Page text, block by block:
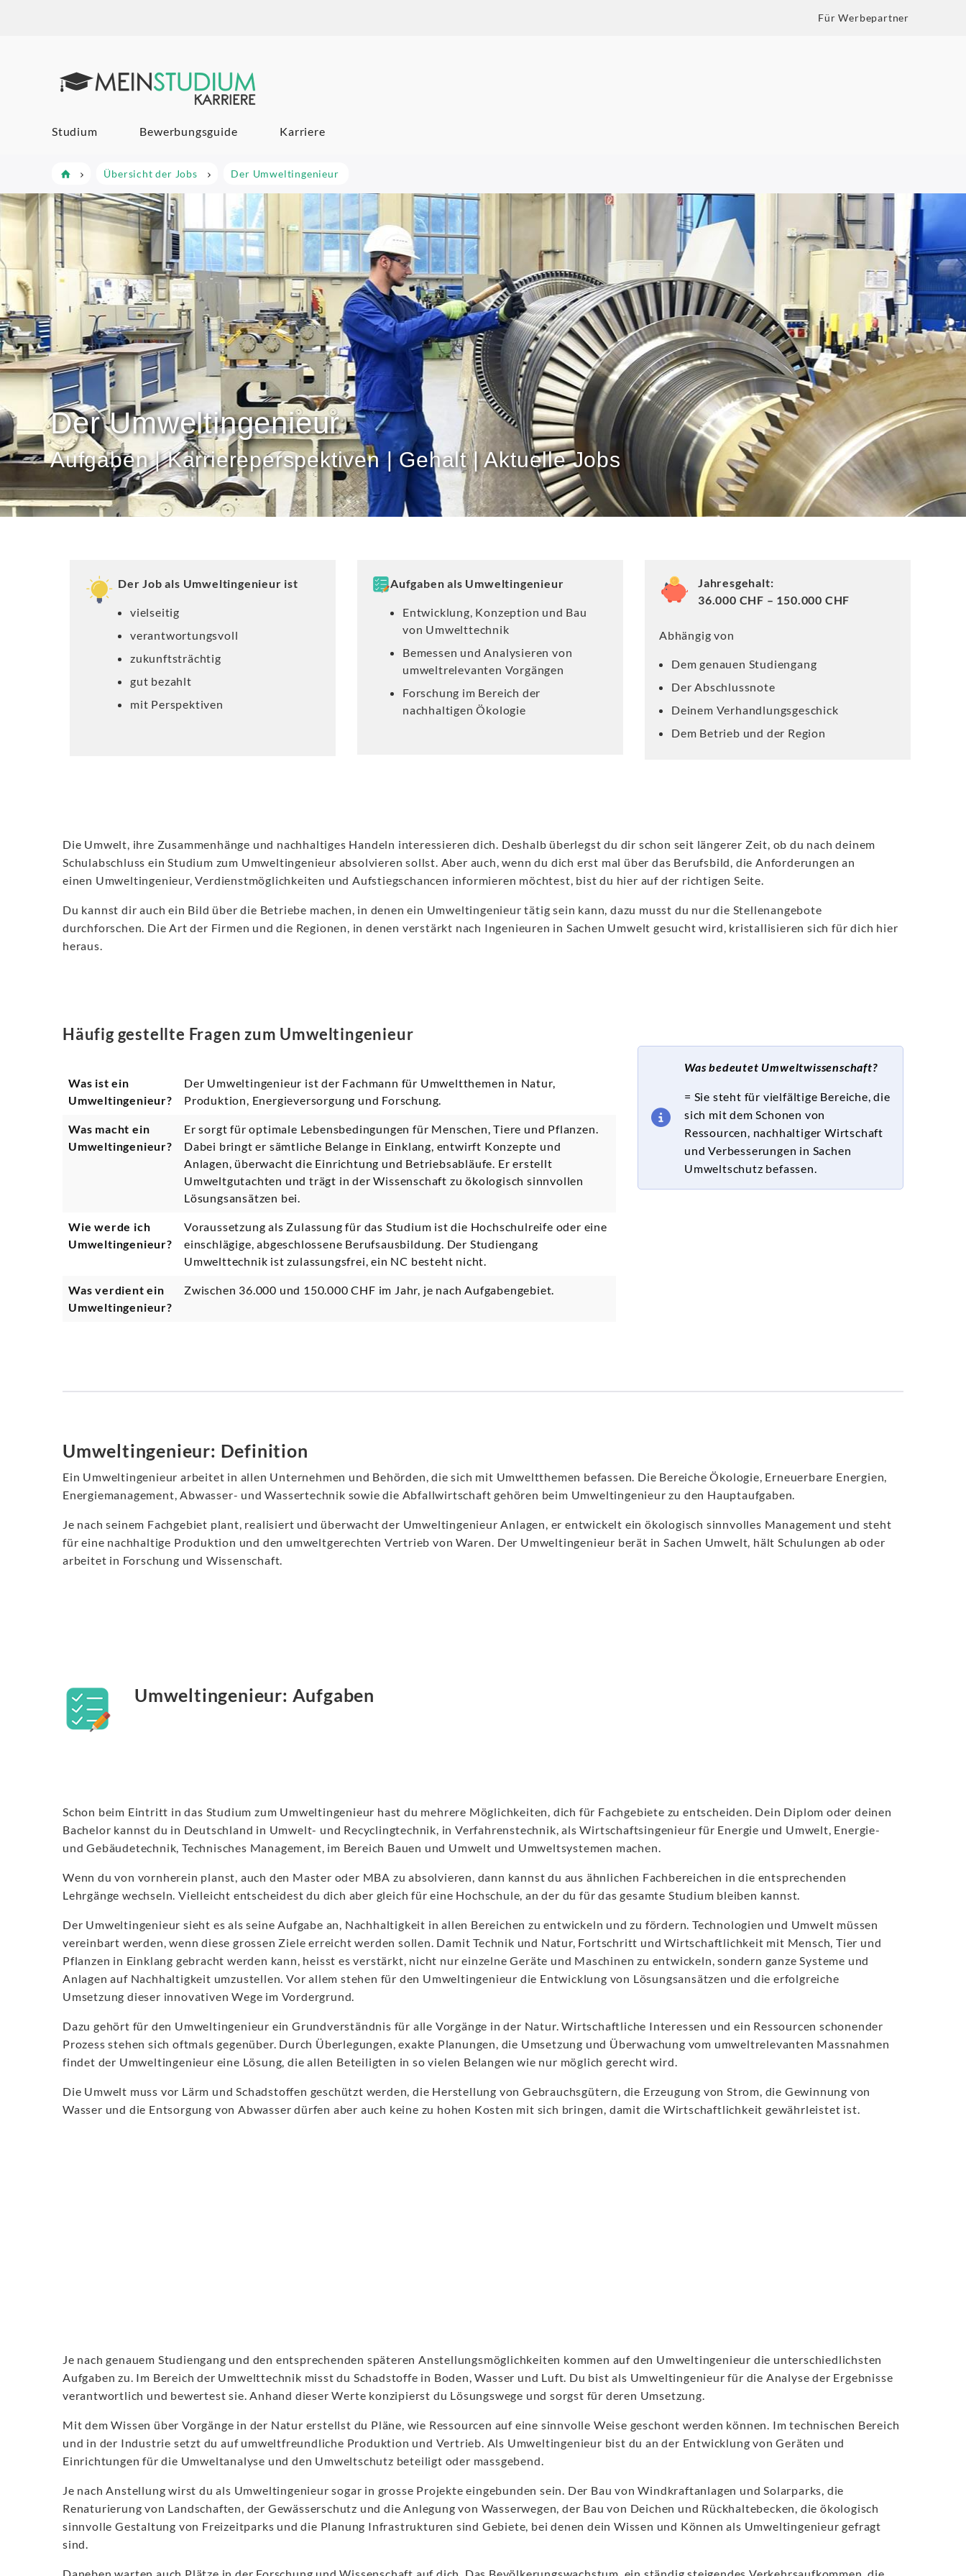
Für Werbepartner
Studium Bewerbungsguide Karriere
Übersicht der Jobs Der Umweltingenieur
Der Umweltingenieur
Aufgaben | Karriereperspektiven | Gehalt | Aktuelle Jobs
Der Job als Umweltingenieur ist
vielseitig
verantwortungsvoll
zukunftsträchtig
gut bezahlt
mit Perspektiven
Aufgaben als Umweltingenieur
Entwicklung, Konzeption und Bau
von Umwelttechnik
Bemessen und Analysieren von
umweltrelevanten Vorgängen
Forschung im Bereich der
nachhaltigen Ökologie
Jahresgehalt:
36.000 CHF – 150.000 CHF
Abhängig von
Dem genauen Studiengang
Der Abschlussnote
Deinem Verhandlungsgeschick
Dem Betrieb und der Region
Die Umwelt, ihre Zusammenhänge und nachhaltiges Handeln interessieren dich. Deshalb überlegst du dir schon seit längerer Zeit, ob du nach deinem
Schulabschluss ein Studium zum Umweltingenieur absolvieren sollst. Aber auch, wenn du dich erst mal über das Berufsbild, die Anforderungen an
einen Umweltingenieur, Verdienstmöglichkeiten und Aufstiegschancen informieren möchtest, bist du hier auf der richtigen Seite.
Du kannst dir auch ein Bild über die Betriebe machen, in denen ein Umweltingenieur tätig sein kann, dazu musst du nur die Stellenangebote
durchforschen. Die Art der Firmen und die Regionen, in denen verstärkt nach Ingenieuren in Sachen Umwelt gesucht wird, kristallisieren sich für dich hier
heraus.
Häufig gestellte Fragen zum Umweltingenieur
Was ist ein
Umweltingenieur?
Der Umweltingenieur ist der Fachmann für Umweltthemen in Natur,
Produktion, Energieversorgung und Forschung.
Was macht ein
Umweltingenieur?
Er sorgt für optimale Lebensbedingungen für Menschen, Tiere und Pflanzen.
Dabei bringt er sämtliche Belange in Einklang, entwirft Konzepte und
Anlagen, überwacht die Einrichtung und Betriebsabläufe. Er erstellt
Umweltgutachten und trägt in der Wissenschaft zu ökologisch sinnvollen
Lösungsansätzen bei.
Wie werde ich
Umweltingenieur?
Voraussetzung als Zulassung für das Studium ist die Hochschulreife oder eine
einschlägige, abgeschlossene Berufsausbildung. Der Studiengang
Umwelttechnik ist zulassungsfrei, ein NC besteht nicht.
Was verdient ein
Umweltingenieur?
Zwischen 36.000 und 150.000 CHF im Jahr, je nach Aufgabengebiet.
Was bedeutet Umweltwissenschaft?
= Sie steht für vielfältige Bereiche, die
sich mit dem Schonen von
Ressourcen, nachhaltiger Wirtschaft
und Verbesserungen in Sachen
Umweltschutz befassen.
Umweltingenieur: Definition
Ein Umweltingenieur arbeitet in allen Unternehmen und Behörden, die sich mit Umweltthemen befassen. Die Bereiche Ökologie, Erneuerbare Energien,
Energiemanagement, Abwasser- und Wassertechnik sowie die Abfallwirtschaft gehören beim Umweltingenieur zu den Hauptaufgaben.
Je nach seinem Fachgebiet plant, realisiert und überwacht der Umweltingenieur Anlagen, er entwickelt ein ökologisch sinnvolles Management und steht
für eine nachhaltige Produktion und den umweltgerechten Vertrieb von Waren. Der Umweltingenieur berät in Sachen Umwelt, hält Schulungen ab oder
arbeitet in Forschung und Wissenschaft.
Umweltingenieur: Aufgaben
Schon beim Eintritt in das Studium zum Umweltingenieur hast du mehrere Möglichkeiten, dich für Fachgebiete zu entscheiden. Dein Diplom oder deinen
Bachelor kannst du in Deutschland in Umwelt- und Recyclingtechnik, in Verfahrenstechnik, als Wirtschaftsingenieur für Energie und Umwelt, Energie-
und Gebäudetechnik, Technisches Management, im Bereich Bauen und Umwelt und Umweltsystemen machen.
Wenn du von vornherein planst, auch den Master oder MBA zu absolvieren, dann kannst du aus ähnlichen Fachbereichen in die entsprechenden
Lehrgänge wechseln. Vielleicht entscheidest du dich aber gleich für eine Hochschule, an der du für das gesamte Studium bleiben kannst.
Der Umweltingenieur sieht es als seine Aufgabe an, Nachhaltigkeit in allen Bereichen zu entwickeln und zu fördern. Technologien und Umwelt müssen
vereinbart werden, wenn diese grossen Ziele erreicht werden sollen. Damit Technik und Natur, Fortschritt und Wirtschaftlichkeit mit Mensch, Tier und
Pflanzen in Einklang gebracht werden kann, heisst es verstärkt, nicht nur einzelne Geräte und Maschinen zu entwickeln, sondern ganze Systeme und
Anlagen auf Nachhaltigkeit umzustellen. Vor allem stehen für den Umweltingenieur die Entwicklung von Lösungsansätzen und die erfolgreiche
Umsetzung dieser innovativen Wege im Vordergrund.
Dazu gehört für den Umweltingenieur ein Grundverständnis für alle Vorgänge in der Natur. Wirtschaftliche Interessen und ein Ressourcen schonender
Prozess stehen sich oftmals gegenüber. Durch Überlegungen, exakte Planungen, die Umsetzung und Überwachung vom umweltrelevanten Massnahmen
findet der Umweltingenieur eine Lösung, die allen Beteiligten in so vielen Belangen wie nur möglich gerecht wird.
Die Umwelt muss vor Lärm und Schadstoffen geschützt werden, die Herstellung von Gebrauchsgütern, die Erzeugung von Strom, die Gewinnung von
Wasser und die Entsorgung von Abwasser dürfen aber auch keine zu hohen Kosten mit sich bringen, damit die Wirtschaftlichkeit gewährleistet ist.
Je nach genauem Studiengang und den entsprechenden späteren Anstellungsmöglichkeiten kommen auf den Umweltingenieur die unterschiedlichsten
Aufgaben zu. Im Bereich der Umwelttechnik misst du Schadstoffe in Boden, Wasser und Luft. Du bist als Umweltingenieur für die Analyse der Ergebnisse
verantwortlich und bewertest sie. Anhand dieser Werte konzipierst du Lösungswege und sorgst für deren Umsetzung.
Mit dem Wissen über Vorgänge in der Natur erstellst du Pläne, wie Ressourcen auf eine sinnvolle Weise geschont werden können. Im technischen Bereich
und in der Industrie setzt du auf umweltfreundliche Produktion und Vertrieb. Als Umweltingenieur bist du an der Entwicklung von Geräten und
Einrichtungen für die Umweltanalyse und den Umweltschutz beteiligt oder massgebend.
Je nach Anstellung wirst du als Umweltingenieur sogar in grosse Projekte eingebunden sein. Der Bau von Windkraftanlagen und Solarparks, die
Renaturierung von Landschaften, der Gewässerschutz und die Anlegung von Wasserwegen, der Bau von Deichen und Rückhaltebecken, die ökologisch
sinnvolle Gestaltung von Freizeitparks und die Planung Infrastrukturen sind Gebiete, bei denen dein Wissen und Können als Umweltingenieur gefragt
sind.